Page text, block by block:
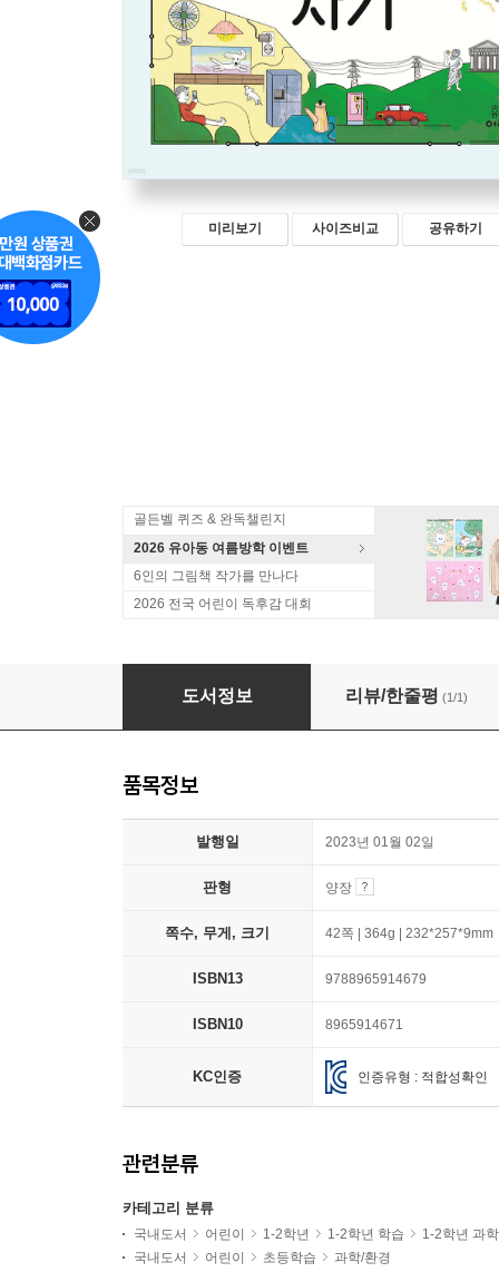
미리보기 사이즈비교 공유하기
골든벨 퀴즈 & 완독챌린지
2026 유아동 여름방학 이벤트
6인의 그림책 작가를 만나다
2026 전국 어린이 독후감 대회
전기와 자기
도서정보 리뷰/한줄평 (1/1)
품목정보
발행일 2023년 01월 02일
판형 양장
쪽수, 무게, 크기 42쪽 | 364g | 232*257*9mm
ISBN13 9788965914679
ISBN10 8965914671
KC인증 인증유형 : 적합성확인
관련분류
카테고리 분류
국내도서 어린이 1-2학년 1-2학년 학습
1-2학년 과
국내도서
어린이 초등학습
과학/환경